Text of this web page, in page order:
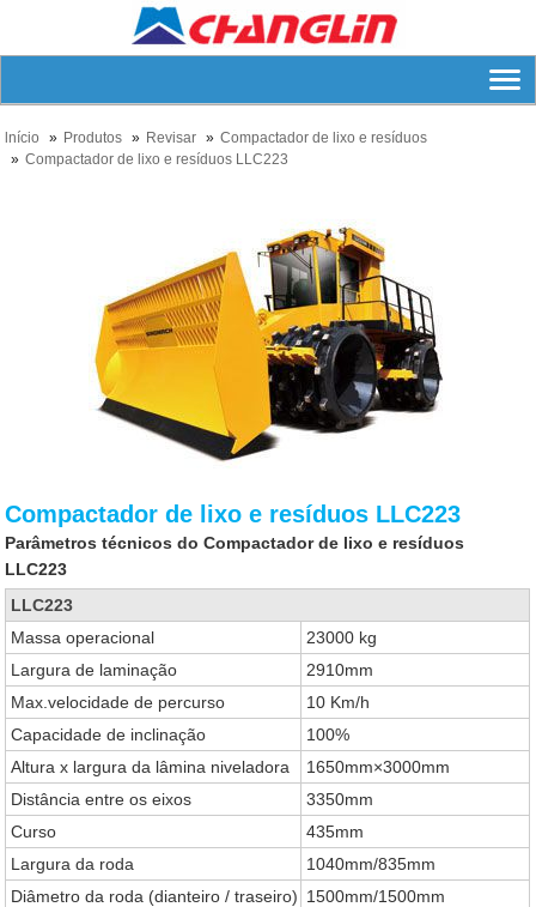
lnício Produtos Revisar
Compactador de lixo e resíduos
Compactador de lixo e resíduos LLC223
Compactador de lixo e resíduos LLC223
Parâmetros técnicos do Compactador de lixo e resíduos
LLC223
LLC223
Massa operacional
23000 kg
Largura de laminação
2910mm
Max.velocidade de percurso
10 Km/h
Capacidade de inclinação
100%
Altura x largura da lâmina niveladora
1650mm×3000mm
Distância entre os eixos
3350mm
Curso
435mm
Largura da roda
1040mm/835mm
Diâmetro da roda (dianteiro / traseiro) 1500mm/1500mm